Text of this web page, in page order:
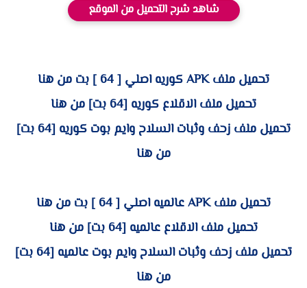
شاهد شرح التحميل من الموقع
تحميل ملف APK كوريه اصلي [ 64 ] بت من هنا
تحميل ملف الاقلاع كوريه [64 بت] من هنا
تحميل ملف زحف وثبات السلاح وايم بوت كوريه [64 بت]
من هنا
تحميل ملف APK عالميه اصلي [ 64 ] بت من هنا
تحميل ملف الاقلاع عالميه [64 بت] من هنا
تحميل ملف زحف وثبات السلاح وايم بوت عالميه [64 بت]
من هنا